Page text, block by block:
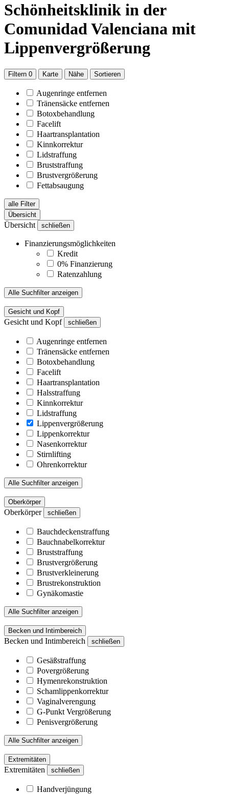
Schönheitsklinik in der
Comunidad Valenciana mit
Lippenvergrößerung
Filtern 0 Karte Nähe Sortieren
Augenringe entfernen
Tränensäcke entfernen
Botoxbehandlung
Facelift
Haartransplantation
Kinnkorrektur
Lidstraffung
Bruststraffung
Brustvergrößerung
Fettabsaugung
alle Filter
Übersicht
Übersicht schließen
Finanzierungsmöglichkeiten
Kredit
0% Finanzierung
Ratenzahlung
Alle Suchfilter anzeigen
Gesicht und Kopf
Gesicht und Kopf schließen
Augenringe entfernen
Tränensäcke entfernen
Botoxbehandlung
Facelift
Haartransplantation
Halsstraffung
Kinnkorrektur
Lidstraffung
Lippenvergrößerung
Lippenkorrektur
Nasenkorrektur
Stirnlifting
Ohrenkorrektur
Alle Suchfilter anzeigen
Oberkörper
Oberkörper schließen
Bauchdeckenstraffung
Bauchnabelkorrektur
Bruststraffung
Brustvergrößerung
Brustverkleinerung
Brustrekonstruktion
Gynäkomastie
Alle Suchfilter anzeigen
Becken und Intimbereich
Becken und Intimbereich schließen
Gesäßstraffung
Povergrößerung
Hymenrekonstruktion
Schamlippenkorrektur
Vaginalverengung
G-Punkt Vergrößerung
Penisvergrößerung
Alle Suchfilter anzeigen
Extremitäten
Extremitäten schließen
Handverjüngung